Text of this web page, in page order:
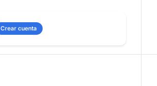
Crear cuenta